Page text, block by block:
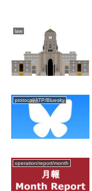
law
protocol/ATP/Bluesky
operation/report/month